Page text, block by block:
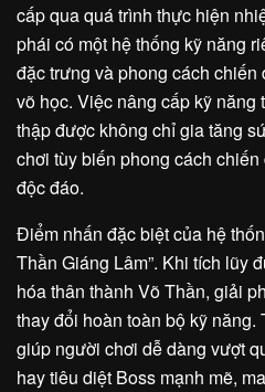
cấp qua quá trình thực hiện
phái có một hệ thống kỹ năng
đặc trưng và phong cách
võ học. Việc nâng cấp kỹ năng
thập được không chỉ gia tăng
chơi tùy biến phong cách
độc đáo.
Điểm nhấn đặc biệt của hệ
Thần Giáng Lâm”. Khi tích lũy
hóa thân thành Võ Thần, giải
thay đổi hoàn toàn bộ kỹ năng.
giúp người chơi dễ dàng vượt
hay tiêu diệt Boss mạnh mẽ,